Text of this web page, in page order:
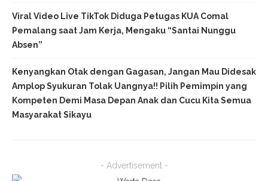
Viral Video Live TikTok Diduga Petugas KUA Comal
Pemalang saat Jam Kerja, Mengaku “Santai Nunggu
Absen”
Kenyangkan Otak dengan Gagasan, Jangan Mau Didesak
Amplop Syukuran Tolak Uangnya!! Pilih Pemimpin yang
Kompeten Demi Masa Depan Anak dan Cucu Kita Semua
Masyarakat Sikayu
- Advertisement -